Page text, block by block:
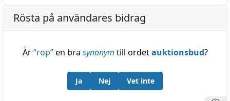
Rösta på användares bidrag
Är“rop”en bra synonym till ordetauktionsbud?
Ja Nej Vet inte